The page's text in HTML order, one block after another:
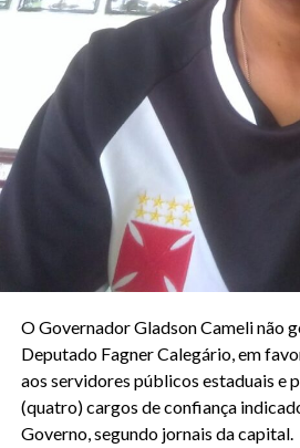
O Governador Gladson Cameli não
Deputado Fagner Calegário, em
aos servidores públicos estaduais e
(quatro) cargos de confiança
Governo, segundo jornais da capital.